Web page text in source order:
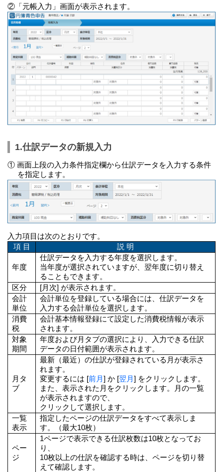
②「元帳入力」画面が表示されます。
1.仕訳データの新規入力
① 画面上段の入力条件指定欄から仕訳データを入力する条件
を指定します。
入力項目は次のとおりです。
項 目
説 明
年度
仕訳データを入力する年度を選択します。
当年度が選択されていますが、翌年度に切り替え
ることもできます。
区分
[月次] が表示されます。
会計
単位
会計単位を登録している場合には、仕訳データを
入力する会計単位を選択します。
消費
税
会計基本情報登録にて設定した消費税情報が表示
されます。
対象
期間
年度および月タブの選択により、入力できる仕訳
データの日付範囲が表示されます。
月タ
ブ
最新（最近）の仕訳が登録されている月が表示さ
れます。
変更するには [前月] か [翌月] をクリックします。
また、表示された月をクリックします。月の一覧
が表示されますので、
クリックして選択します。
一覧
表示
指定したページの仕訳データをすべて表示しま
す。（最大10枚）
ペー
ジ
1ページで表示できる仕訳枚数は10枚となってお
り、
10枚以上の仕訳を確認する時は、ページを切り替
えて確認します。